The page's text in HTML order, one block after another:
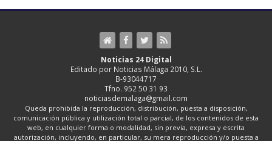
Noticias 24 Digital
Editado por Noticias Málaga 2010, S.L.
B-93044717
Tfno. 952 50 31 93
noticiasdemalaga@gmail.com
Queda prohibida la reproducción, distribución, puesta a disposición,
comunicación pública y utilización total o parcial, de los contenidos de esta
web, en cualquier forma o modalidad, sin previa, expresa y escrita
autorización, incluyendo, en particular, su mera reproducción y/o puesta a